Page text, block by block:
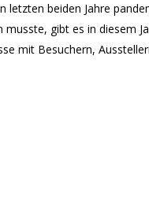
letzten beiden Jahre
musste, gibt es in diesem
mit Besuchern,